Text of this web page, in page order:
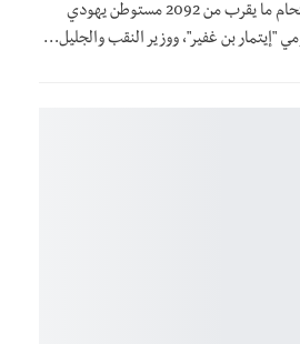
احتلال القدس الشرقية، اقتحام ما يقرب من 2092 مستوطن يهودي
"إيتمار بن غفير"، ووزير النقب والجليل…